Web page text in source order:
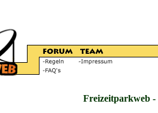
Freizeitparkweb